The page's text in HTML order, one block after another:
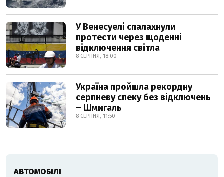
У Венесуелі спалахнули
протести через щоденні
відключення світла
8 СЕРПНЯ, 18:00
Україна пройшла рекордну
серпневу спеку без відключень
– Шмигаль
8 СЕРПНЯ, 11:50
АВТОМОБІЛІ